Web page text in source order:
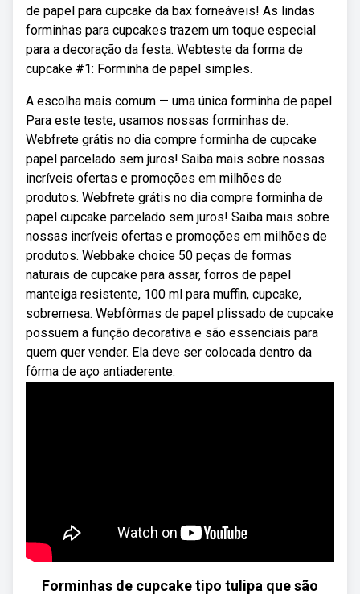
de papel para cupcake da bax forneáveis! As lindas
forminhas para cupcakes trazem um toque especial
para a decoração da festa. Webteste da forma de
cupcake #1: Forminha de papel simples.
A escolha mais comum — uma única forminha de papel.
Para este teste, usamos nossas forminhas de.
Webfrete grátis no dia compre forminha de cupcake
papel parcelado sem juros! Saiba mais sobre nossas
incríveis ofertas e promoções em milhões de
produtos. Webfrete grátis no dia compre forminha de
papel cupcake parcelado sem juros! Saiba mais sobre
nossas incríveis ofertas e promoções em milhões de
produtos. Webbake choice 50 peças de formas
naturais de cupcake para assar, forros de papel
manteiga resistente, 100 ml para muffin, cupcake,
sobremesa. Webfôrmas de papel plissado de cupcake
possuem a função decorativa e são essenciais para
quem quer vender. Ela deve ser colocada dentro da
fôrma de aço antiaderente.
Forminhas de cupcake tipo tulipa que são